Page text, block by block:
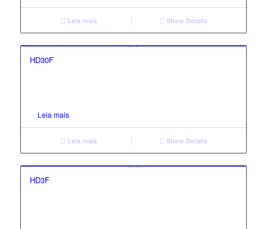
Leia mais Show Details
HD30F
Leia mais
Leia mais Show Details
HD3F